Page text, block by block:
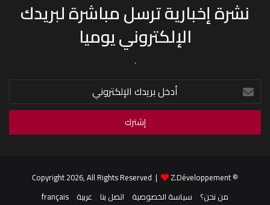
نشرة إخبارية ترسل مباشرة لبريدك
الإلكتروني يوميا
.
أدخل
بريدك
الإلكتروني
© Copyright 2026, All Rights Reserved |
Z.Développement
من نحن؟
سياسة الخصوصية اتصل بنا عربية français